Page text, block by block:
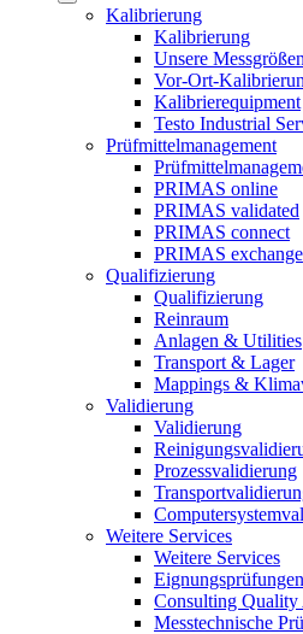
Kalibrierung
Kalibrierung
Unsere Messgrößen
Vor-Ort-
Kalibrierequipment
Testo Industrial
Prüfmittelmanagement
PRIMAS online
PRIMAS validated
PRIMAS connect
PRIMAS exchange
Qualifizierung
Qualifizierung
Reinraum
Anlagen & Utilities
Transport & Lager
Mappings &
Validierung
Validierung
Prozessvalidierung
Weitere Services
Weitere Services
Consulting Quality
Messtechnische